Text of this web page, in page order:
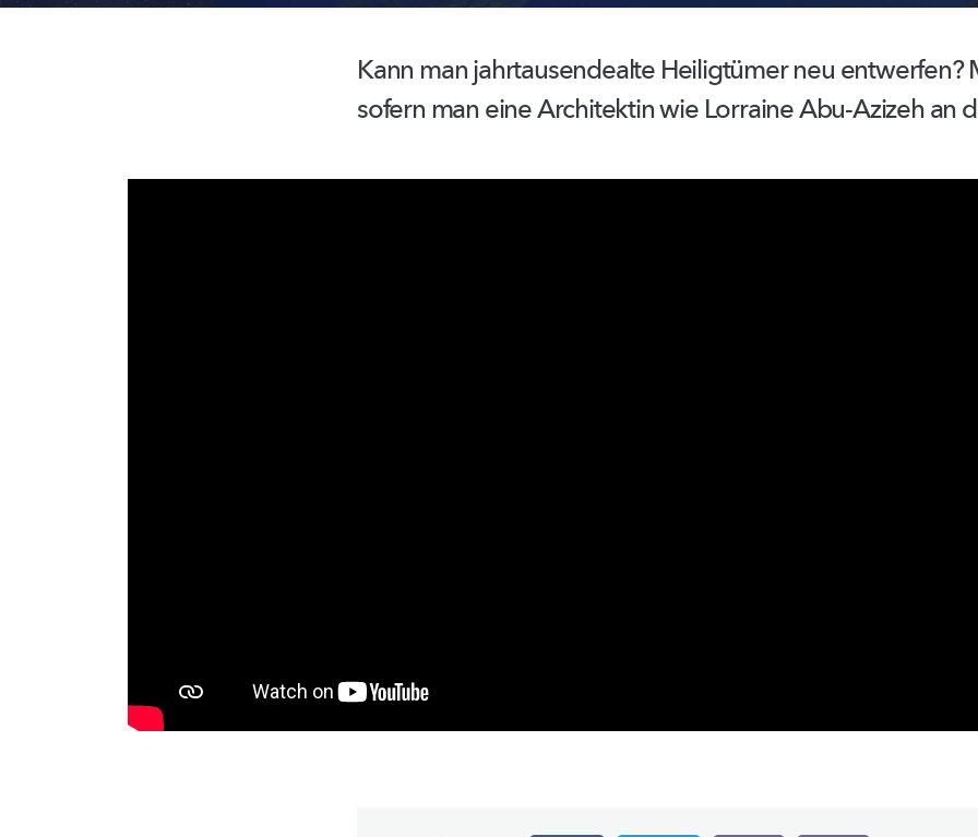
Kann manjahrtausendealte Heiligtümer neu entwerfen?
sofern man eine Architektin wie Lorraine Abu-Azizeh an